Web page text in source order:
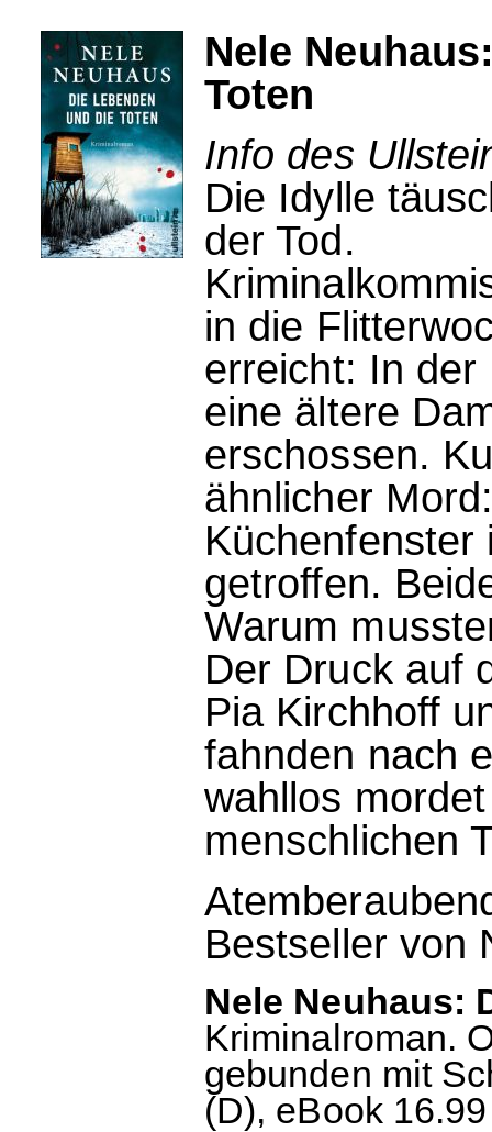
Nele
Toten
Info des
Die Idylle
der Tod.
in die
erreicht: In der
eine ältere
erschossen.
ähnlicher
Küchenfenster
getroffen.
Warum
Der Druck auf
Pia Kirchhoff
fahnden nach
wahllos
menschlichen
Bestseller von
Nele Neuhaus:
Kriminalroman.
gebunden mit
(D), eBook